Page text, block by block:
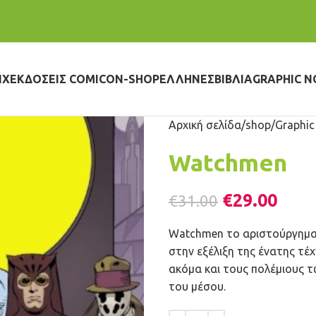
ΕΚΔΌΣΕΙΣ COMICON-SHOPΈΛΛΗΝΕΣΒΙΒΛΊΑGRAPHIC
Αρχική σελίδα shop
Watchmen
€31.00 €29.00
Watchmen το
στην εξέλιξη της ένατης
ακόμα και τους πολέμιους
του μέσου.